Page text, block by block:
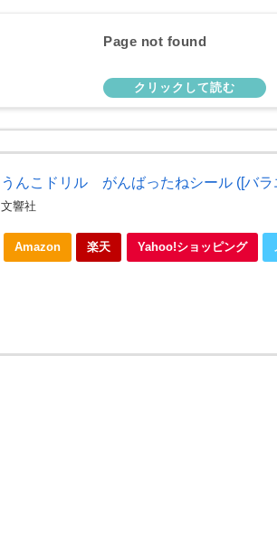
Page not found
うんこドリル がんばったねシール ([バラ
文響社
Amazon 楽天 Yahoo!ショッピング